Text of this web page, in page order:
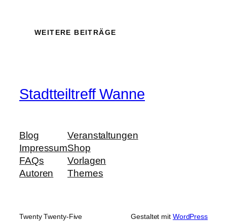
WEITERE BEITRÄGE
Stadtteiltreff Wanne
Blog
Impressum
FAQs
Autoren
Veranstaltungen
Shop
Vorlagen
Themes
Twenty Twenty-Five Gestaltet mit WordPress